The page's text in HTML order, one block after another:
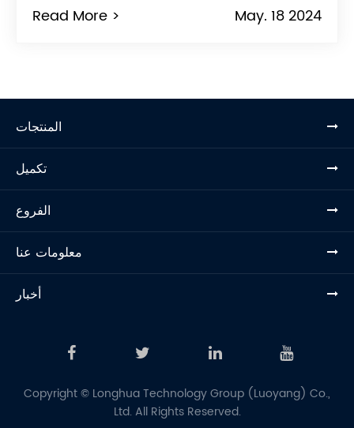
Read More > May. 18 2024
المنتجات
تكميل
الفروع
معلومات عنا
أخبار
Copyright © Longhua Technology Group (Luoyang) Co.,
Ltd.All Rights Reserved.